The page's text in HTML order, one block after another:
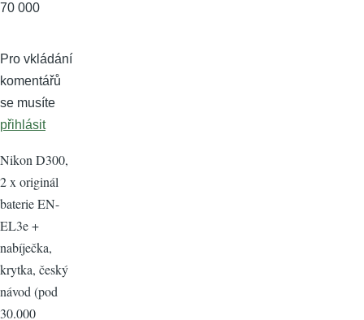
70 000
Pro vkládání
komentářů
se musíte
přihlásit
Nikon D300,
2 x originál
baterie EN-
EL3e +
nabíječka,
krytka, český
návod (pod
30.000